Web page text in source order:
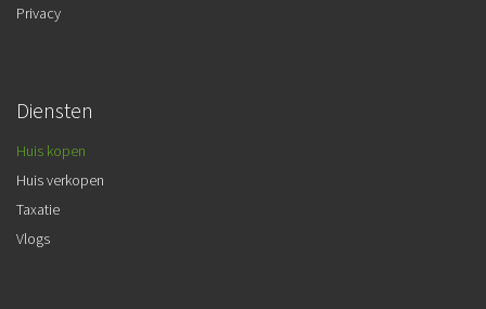
Privacy
Diensten
Huis kopen
Huis verkopen
Taxatie
Vlogs